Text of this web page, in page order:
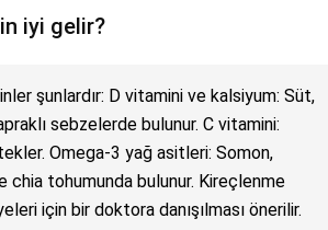
iyi gelir?
şunlardır: D vitamini ve kalsiyum: Süt,
sebzelerde bulunur. C vitamini:
Omega-3 yağ asitleri: Somon,
chia tohumunda bulunur. Kireçlenme
için bir doktora danışılması önerilir.